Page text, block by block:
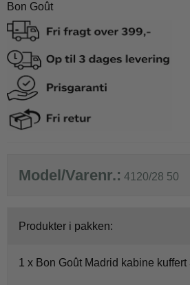
Bon Goût
Model/Varenr.: 4120/28 50
Produkter i pakken:
1 x Bon Goût Madrid kabine kuffert